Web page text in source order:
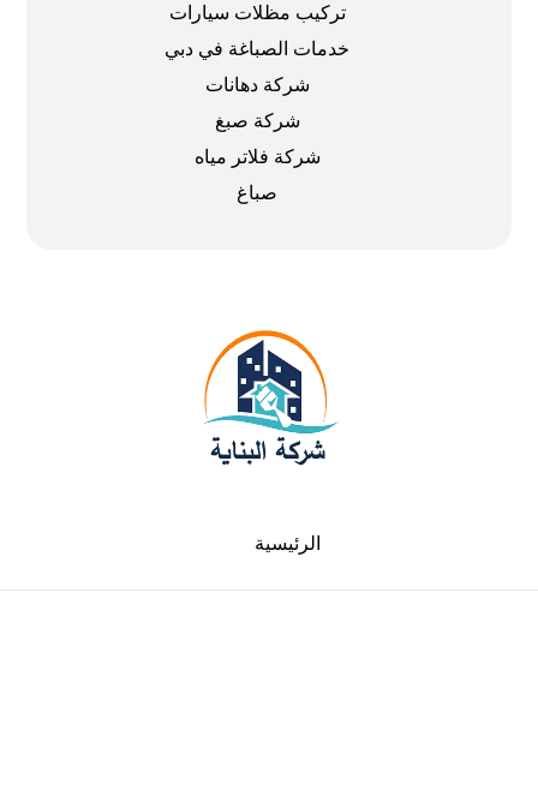
تركيب مظلات سيارات
خدمات الصباغة في دبي
شركة دهانات
شركة صبغ
شركة فلاتر مياه
صباغ
الرئيسية